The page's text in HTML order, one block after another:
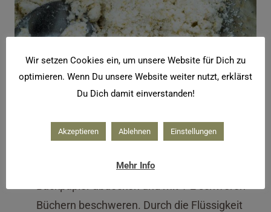
Silikonformen füllen. Mit einem Stück
Büchern beschweren. Durch die Flüssigkeit
Wir setzen Cookies ein, um unsere Website für Dich zu
optimieren. Wenn Du unsere Website weiter nutzt, erklärst
Du Dich damit einverstanden!
Akzeptieren Ablehnen Einstellungen
Mehr Info